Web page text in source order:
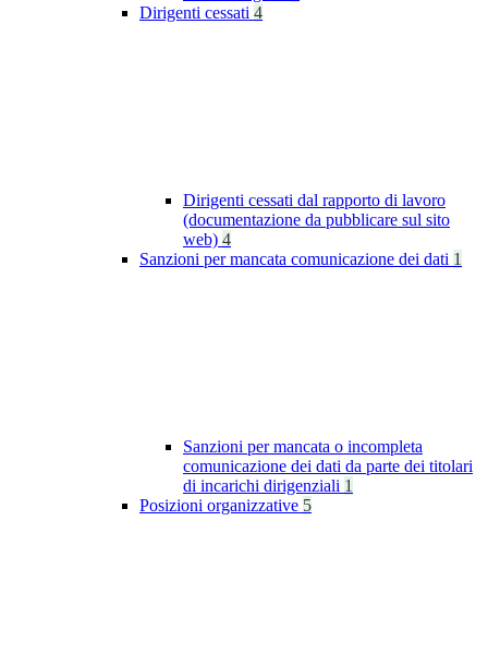
Dirigenti cessati 4
Dirigenti cessati dal rapporto di lavoro
(documentazione da pubblicare sul sito
web) 4
Sanzioni per mancata comunicazione dei dati 1
Sanzioni per mancata o incompleta
comunicazione dei dati da parte dei titolari
di incarichi dirigenziali 1
Posizioni organizzative 5